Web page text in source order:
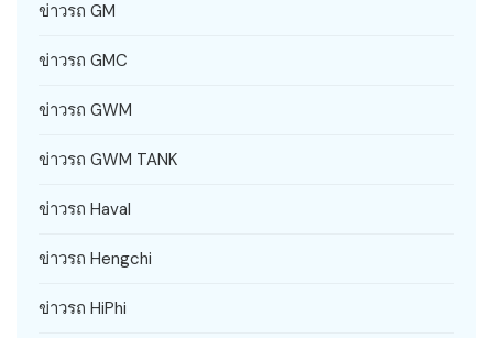
ข่าวรถ GM
ข่าวรถ GMC
ข่าวรถ GWM
ข่าวรถ GWM TANK
ข่าวรถ Haval
ข่าวรถ Hengchi
ข่าวรถ HiPhi